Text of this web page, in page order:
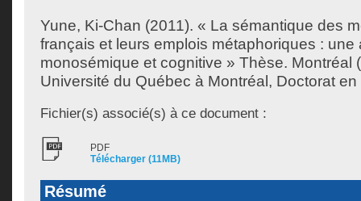
Yune, Ki-Chan (2011). « La sémantique des
français et leurs emplois métaphoriques : une
monosémique et cognitive » Thèse. Montréal
Université du Québec à Montréal, Doctorat
Fichier(s) associé(s) à ce document :
PDF
Télécharger (11MB)
Résumé